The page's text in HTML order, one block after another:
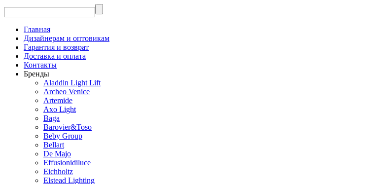
Главная
Дизайнерам и оптовикам
Гарантия и возврат
Доставка и оплата
Контакты
Бренды
Aladdin Light Lift
Archeo Venice
Artemide
Axo Light
Baga
Barovier&Toso
Beby Group
Bellart
De Majo
Effusionidiluce
Eichholtz
Elstead Lighting